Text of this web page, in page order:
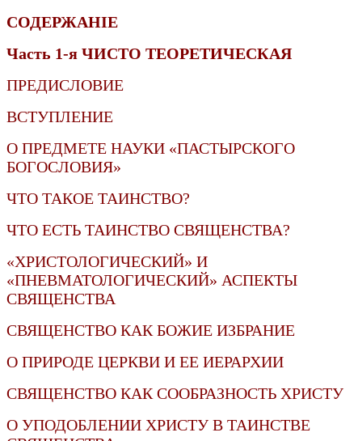
СОДЕРЖАНІЕ
Часть 1-я ЧИСТО ТЕОРЕТИЧЕСКАЯ
ПРЕДИСЛОВИЕ
ВСТУПЛЕНИЕ
О ПРЕДМЕТЕ НАУКИ «ПАСТЫРСКОГО
БОГОСЛОВИЯ»
ЧТО ТАКОЕ ТАИНСТВО?
ЧТО ЕСТЬ ТАИНСТВО СВЯЩЕНСТВА?
«ХРИСТОЛОГИЧЕСКИЙ» И
«ПНЕВМАТОЛОГИЧЕСКИЙ» АСПЕКТЫ
СВЯЩЕНСТВА
СВЯЩЕНСТВО КАК БОЖИЕ ИЗБРАНИЕ
О ПРИРОДЕ ЦЕРКВИ И ЕЕ ИЕРАРХИИ
СВЯЩЕНСТВО КАК СООБРАЗНОСТЬ ХРИСТУ
О УПОДОБЛЕНИИ ХРИСТУ В ТАИНСТВЕ